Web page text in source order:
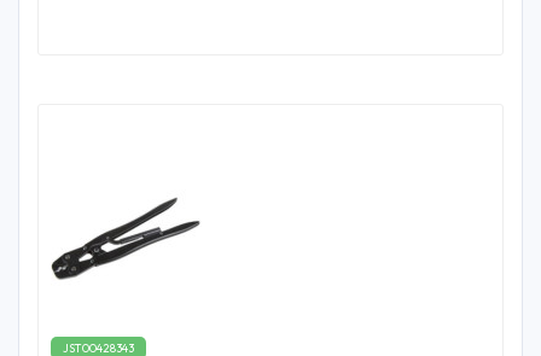
JST00428343